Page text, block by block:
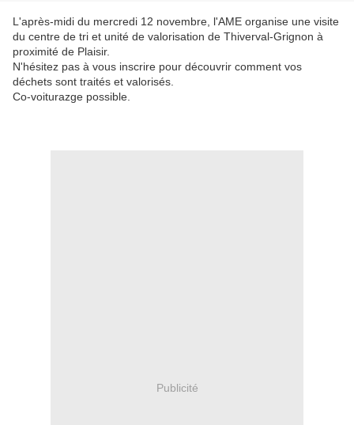
L'après-midi du mercredi 12 novembre, l'AME organise une visite
du centre de tri et unité de valorisation de Thiverval-Grignon à
proximité de Plaisir.
N'hésitez pas à vous inscrire pour découvrir comment vos
déchets sont traités et valorisés.
Co-voiturazge possible.
Publicité